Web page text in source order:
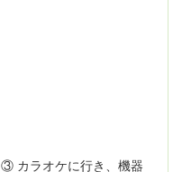
③ カラオケに行き、機器